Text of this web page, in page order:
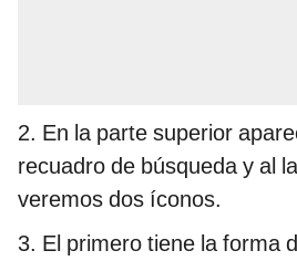
2. En la parte superior
recuadro de búsqueda y al
veremos dos íconos.
3. El primero tiene la forma